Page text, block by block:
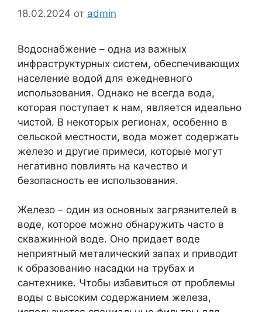
18.02.2024 от admin
Водоснабжение – одна из важных
инфраструктурных систем, обеспечивающих
население водой для ежедневного
использования. Однако не всегда вода,
которая поступает к нам, является идеально
чистой. В некоторых регионах, особенно в
сельской местности, вода может содержать
железо и другие примеси, которые могут
негативно повлиять на качество и
безопасность ее использования.
Железо – один из основных загрязнителей в
воде, которое можно обнаружить часто в
скважинной воде. Оно придает воде
неприятный металический запах и приводит
к образованию насадки на трубах и
сантехнике. Чтобы избавиться от проблемы
воды с высоким содержанием железа,